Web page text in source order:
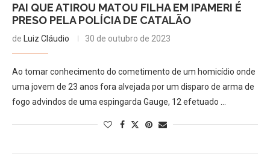
PAI QUE ATIROU MATOU FILHA EM IPAMERI É
PRESO PELA POLÍCIA DE CATALÃO
de Luiz Cláudio 30 de outubro de 2023
Ao tomar conhecimento do cometimento de um homicídio onde
uma jovem de 23 anos fora alvejada por um disparo de arma de
fogo advindos de uma espingarda Gauge, 12 efetuado …